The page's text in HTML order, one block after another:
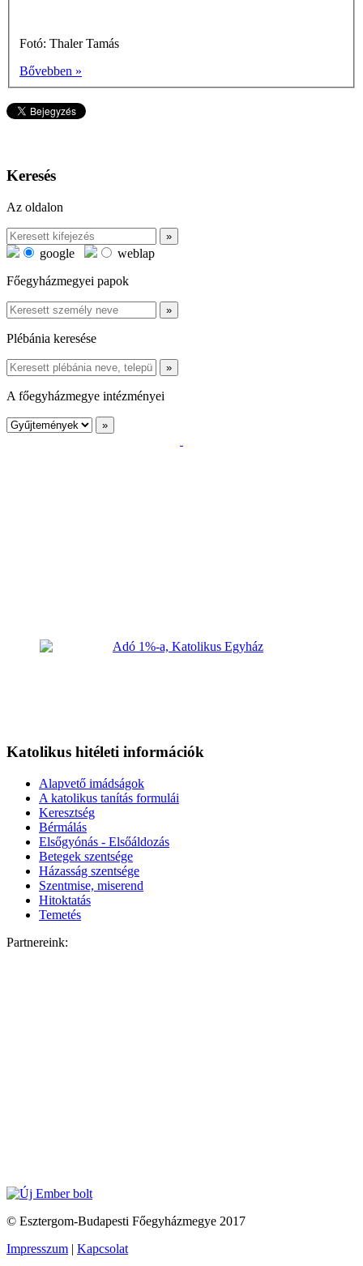
Fotó: Thaler Tamás
Bővebben »
Keresés
Az oldalon
google
weblap
Főegyházmegyei papok
Plébánia keresése
A főegyházmegye intézményei
Katolikus hitéleti információk
Alapvető imádságok
A katolikus tanítás formulái
Keresztség
Bérmálás
Elsőgyónás - Elsőáldozás
Betegek szentsége
Házasság szentsége
Szentmise, miserend
Hitoktatás
Temetés
Partnereink:
© Esztergom-Budapesti Főegyházmegye 2017
Impresszum | Kapcsolat